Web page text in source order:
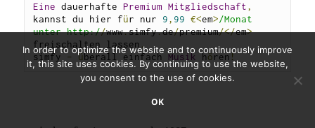
Eine dauerhafte Premium Mitgliedschaft,
kannst du hier für nur 9, 99 €<em>/Monat
unter http://www.simfy.de/premium/</em>
freischalten lassen .
simfy – überall einfach Musik hören!
In order to optimize the website and to continuously improve
it, this site uses cookies. By continuing to use the website,
you consent to the use of cookies.
OK